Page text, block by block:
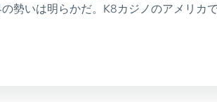
勢いは明らかだ。K8カジノのアメリカ